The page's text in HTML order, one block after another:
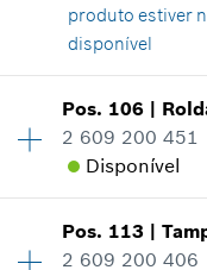
0,82
*
produto estiver
disponível
Disponibilidade
Grupo de preço
Informações
Indicar na
Pos. 106 |
2 609 200 451
Disponível
Disponibilidade
Grupo de preço
Pos. 113 |
2 609 200 406